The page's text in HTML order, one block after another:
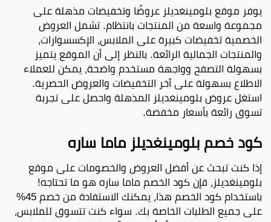
يوفر موقع بلومينغديلز عروضًا وتخفيضات مذهلة على
مجموعة واسعة من المنتجات بانتظام. تشمل العروض
الخصمية تخفيضات كبيرة على الملابس، الإكسسوارات،
والمنتجات الجمالية الرائعة. بالنظر إلى أن الموقع يتميز
بسهولة التصفح وواجهة مستخدم واضحة، يمكن للعملاء
الاطلاع بسهولة على آخر التخفيضات والعروض الحصرية.
استغل عروض بلومينغديلز المذهلة واحصل على تجربة
تسوق رائعة بأسعار مخفضة.
كود خصم بلومينغديلز ماما ساره
إذا كنت تبحث عن أفضل العروض والخصومات على موقع
بلومينغديلز، فإن كود الخصم ماما ساره هو ما تحتاجه!
باستخدام كود الخصم هذا، يمكنك الاستفادة من خصم 45%
على جميع الطلبات الخاصة بك. سواء كنت تتسوق للملابس،